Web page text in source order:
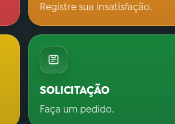
Registre sua insatisfação.
SOLICITAÇÃO
Faça um pedido.